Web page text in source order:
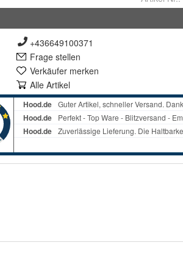
+436649100371
Frage stellen
Verkäufer merken
Alle Artikel